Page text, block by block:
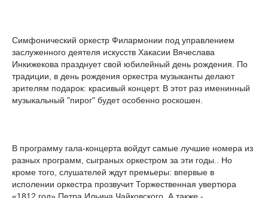
Симфонический оркестр Филармонии под управлением
заслуженного деятеля искусств Хакасии Вячеслава
Инкижекова празднует свой юбилейный день рождения. По
традиции, в день рождения оркестра музыканты делают
зрителям подарок: красивый концерт. В этот раз именинный
музыкальный "пирог" будет особенно роскошен.
В программу гала-концерта войдут самые лучшие номера из
разных программ, сыграных оркестром за эти годы.. Но
кроме того, слушателей ждут премьеры: впервые в
исполении оркестра прозвучит Торжественная увертюра